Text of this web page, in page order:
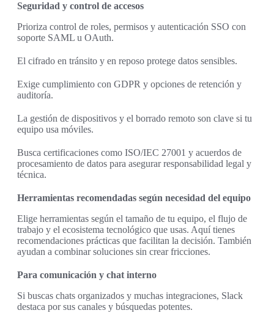
Seguridad y control de accesos
Prioriza control de roles, permisos y autenticación SSO con
soporte SAML u OAuth.
El cifrado en tránsito y en reposo protege datos sensibles.
Exige cumplimiento con GDPR y opciones de retención y
auditoría.
La gestión de dispositivos y el borrado remoto son clave si tu
equipo usa móviles.
Busca certificaciones como ISO/IEC 27001 y acuerdos de
procesamiento de datos para asegurar responsabilidad legal y
técnica.
Herramientas recomendadas según necesidad del equipo
Elige herramientas según el tamaño de tu equipo, el flujo de
trabajo y el ecosistema tecnológico que usas. Aquí tienes
recomendaciones prácticas que facilitan la decisión. También
ayudan a combinar soluciones sin crear fricciones.
Para comunicación y chat interno
Si buscas chats organizados y muchas integraciones, Slack
destaca por sus canales y búsquedas potentes.